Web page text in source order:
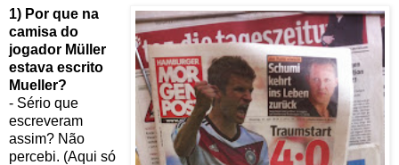
1) Por que na
camisa do
jogador Müller
estava escrito
Mueller?
- Sério que
escreveram
assim? Não
percebi. (Aqui só